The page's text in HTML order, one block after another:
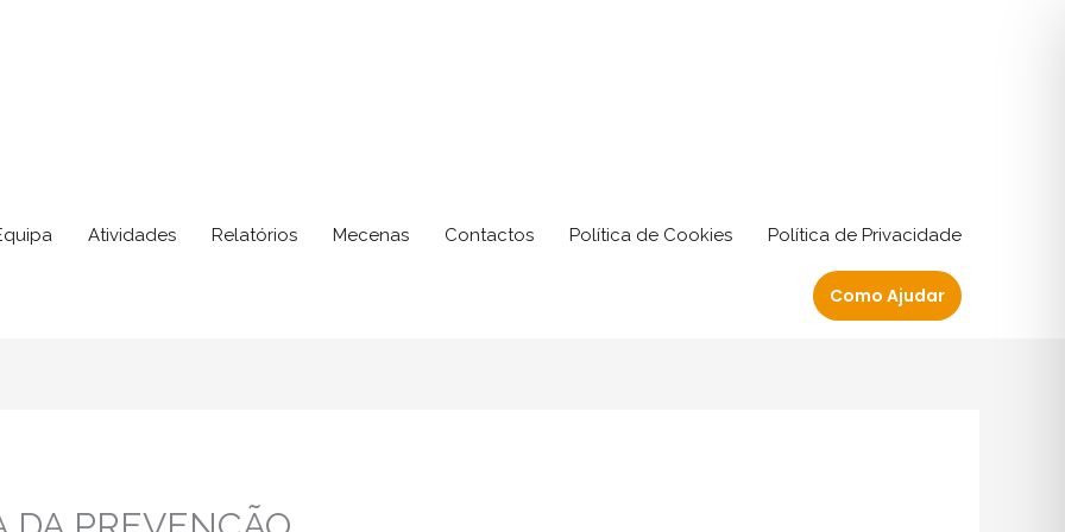
Atividades Relatórios Mecenas Contactos Política de Cookies Política de Privacidade
Como Ajudar